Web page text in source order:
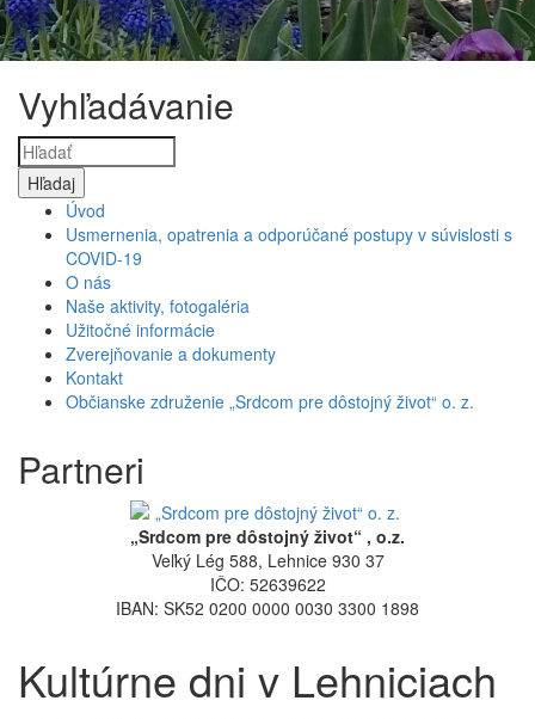
Vyhľadávanie
Úvod
Usmernenia, opatrenia a odporúčané postupy v súvislosti s
COVID-19
O nás
Naše aktivity, fotogaléria
Užitočné informácie
Zverejňovanie a dokumenty
Kontakt
Občianske združenie „Srdcom pre dôstojný život“ o. z.
Partneri
„Srdcom pre dôstojný život“ , o.z.
Veľký Lég 588, Lehnice 930 37
IČO: 52639622
IBAN: SK52 0200 0000 0030 3300 1898
Kultúrne dni v Lehniciach